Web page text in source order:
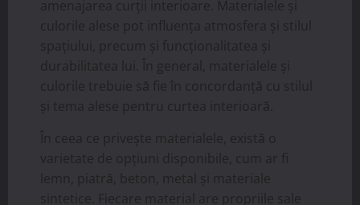
amenajarea curții interioare. Materialele și
culorile alese pot influența atmosfera și stilul
spațiului, precum și funcționalitatea și
durabilitatea lui. În general, materialele și
culorile trebuie să fie în concordanță cu stilul
și tema alese pentru curtea interioară.
În ceea ce privește materialele, există o
varietate de opțiuni disponibile, cum ar fi
lemn, piatră, beton, metal și materiale
sintetice. Fiecare material are propriile sale